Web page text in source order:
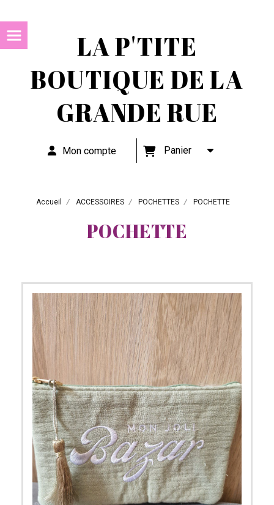
LA P'TITE
BOUTIQUE DE LA
GRANDE RUE
Mon compte Panier
Accueil ACCESSOIRES POCHETTES POCHETTE
POCHETTE